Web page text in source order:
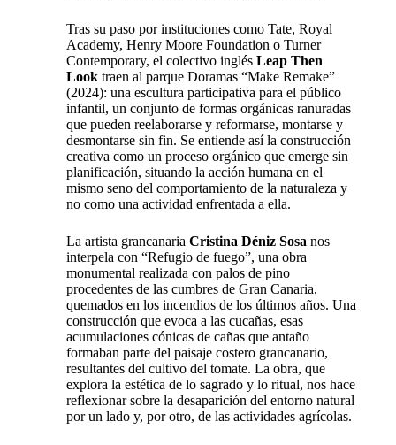
Tras su paso por instituciones como Tate, Royal
Academy, Henry Moore Foundation o Turner
Contemporary, el colectivo inglés Leap Then
Look traen al parque Doramas “Make Remake”
(2024): una escultura participativa para el público
infantil, un conjunto de formas orgánicas ranuradas
que pueden reelaborarse y reformarse, montarse y
desmontarse sin fin. Se entiende así la construcción
creativa como un proceso orgánico que emerge sin
planificación, situando la acción humana en el
mismo seno del comportamiento de la naturaleza y
no como una actividad enfrentada a ella.
La artista grancanaria Cristina Déniz Sosa nos
interpela con “Refugio de fuego”, una obra
monumental realizada con palos de pino
procedentes de las cumbres de Gran Canaria,
quemados en los incendios de los últimos años. Una
construcción que evoca a las cucañas, esas
acumulaciones cónicas de cañas que antaño
formaban parte del paisaje costero grancanario,
resultantes del cultivo del tomate. La obra, que
explora la estética de lo sagrado y lo ritual, nos hace
reflexionar sobre la desaparición del entorno natural
por un lado y, por otro, de las actividades agrícolas.